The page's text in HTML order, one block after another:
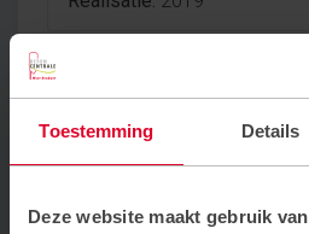
Toestemming Details
Deze website maakt gebruik